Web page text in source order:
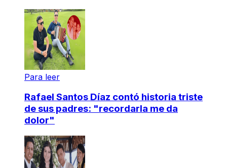
Para leer
Rafael Santos Díaz contó historia triste
de sus padres: "recordarla me da
dolor"